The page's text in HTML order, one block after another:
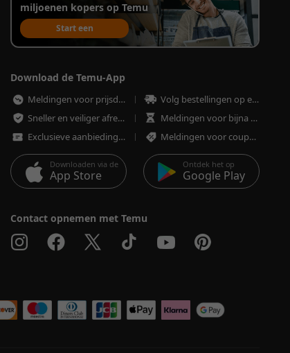
miljoenen kopers op Temu
Start een
verkoopaccount
Download de Temu-App
Meldingen voor prijsdalingen
Volg bestellingen op elk moment
Sneller en veiliger afrekenen
Meldingen voor bijna uitverkochte artikelen
Exclusieve aanbiedingen
Meldingen voor coupons en aanbiedingen
Downloaden via de
App Store
Ontdek het op
Google Play
Contact opnemen met Temu